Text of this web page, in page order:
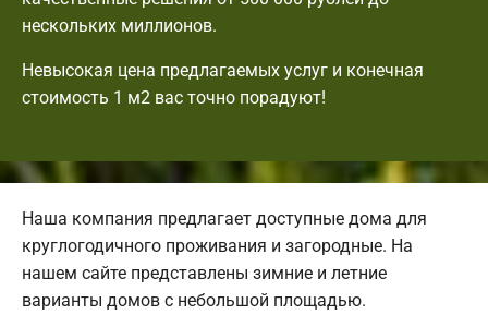
нескольких миллионов.
Невысокая цена предлагаемых услуг и конечная
стоимость 1 м2 вас точно порадуют!
Наша компания предлагает доступные дома для
круглогодичного проживания и загородные. На
нашем сайте представлены зимние и летние
варианты домов с небольшой площадью.